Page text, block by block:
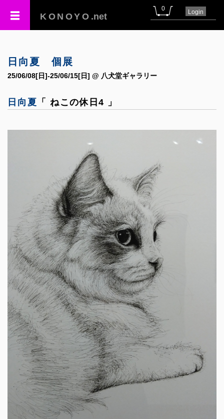
KONOYO .net
0 Login
日向夏 個展
25/06/08[日]-25/06/15[日] @ 八犬堂ギャラリー
日向夏 「 ねこの休日4 」